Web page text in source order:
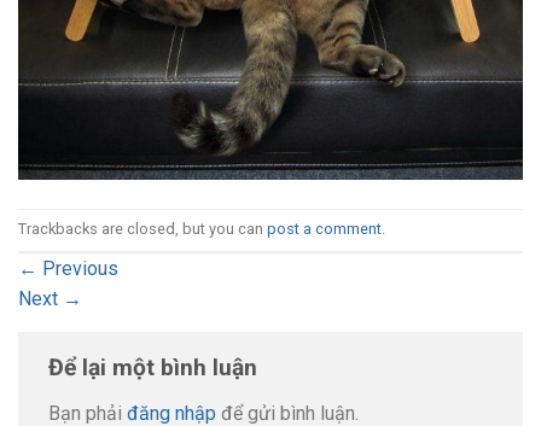
Trackbacks are closed, but you can post a comment.
← Previous
Next →
Để lại một bình luận
Bạn phải đăng nhập để gửi bình luận.